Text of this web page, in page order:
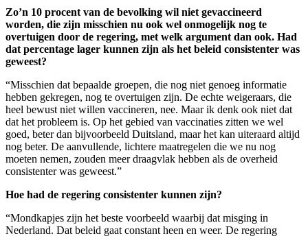
Zo’n 10 procent van de bevolking wil niet gevaccineerd
worden, die zijn misschien nu ook wel onmogelijk nog te
overtuigen door de regering, met welk argument dan ook. Had
dat percentage lager kunnen zijn als het beleid consistenter was
geweest?
“Misschien dat bepaalde groepen, die nog niet genoeg informatie
hebben gekregen, nog te overtuigen zijn. De echte weigeraars, die
heel bewust niet willen vaccineren, nee. Maar ik denk ook niet dat
dat het probleem is. Op het gebied van vaccinaties zitten we wel
goed, beter dan bijvoorbeeld Duitsland, maar het kan uiteraard altijd
nog beter. De aanvullende, lichtere maatregelen die we nu nog
moeten nemen, zouden meer draagvlak hebben als de overheid
consistenter was geweest.”
Hoe had de regering consistenter kunnen zijn?
“Mondkapjes zijn het beste voorbeeld waarbij dat misging in
Nederland. Dat beleid gaat constant heen en weer. De regering